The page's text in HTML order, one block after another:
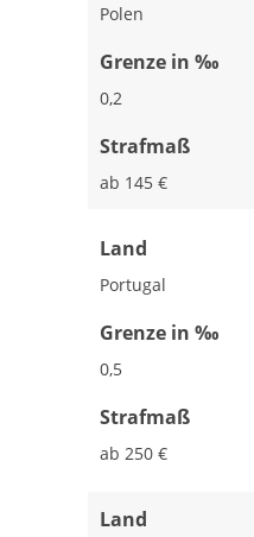
Polen
Grenze in ‰
0,2
Strafmaß
ab 145 €
Land
Portugal
Grenze in ‰
0,5
Strafmaß
ab 250 €
Land